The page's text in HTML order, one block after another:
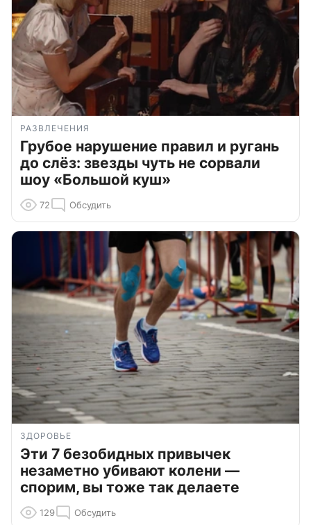
РАЗВЛЕЧЕНИЯ
Грубое нарушение правил и ругань
до слёз: звезды чуть не сорвали
шоу «Большой куш»
72 Обсудить
ЗДОРОВЬЕ
Эти 7 безобидных привычек
незаметно убивают колени —
спорим, вы тоже так делаете
129 Обсудить